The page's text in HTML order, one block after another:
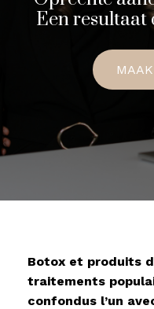
Een resultaat
Botox et produits
traitements
confondus l’un